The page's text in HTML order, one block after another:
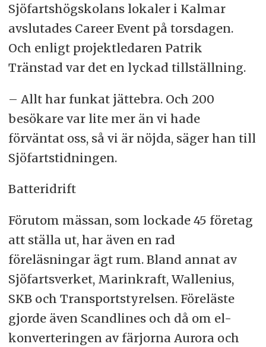
Sjöfartshögskolans lokaler i Kalmar
avslutades Career Event på torsdagen.
Och enligt projektledaren Patrik
Tränstad var det en lyckad tillställning.
– Allt har funkat jättebra. Och 200
besökare var lite mer än vi hade
förväntat oss, så vi är nöjda, säger han till
Sjöfartstidningen.
Batteridrift
Förutom mässan, som lockade 45 företag
att ställa ut, har även en rad
föreläsningar ägt rum. Bland annat av
Sjöfartsverket, Marinkraft, Wallenius,
SKB och Transportstyrelsen. Föreläste
gjorde även Scandlines och då om el-
konverteringen av färjorna Aurora och